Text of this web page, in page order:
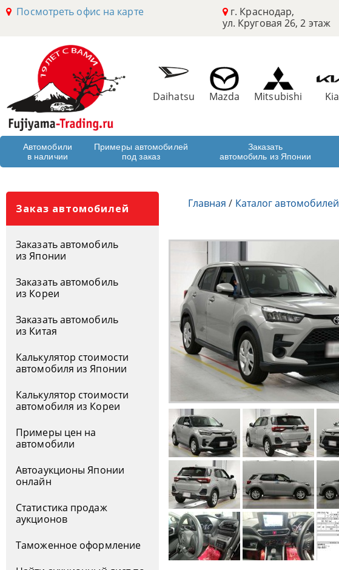
Посмотреть офис на карте
г. Краснодар,
ул. Круговая 26, 2 этаж
Daihatsu Mazda Mitsubishi Kia
Автомобили
в наличии
Примеры автомобилей
под заказ
Заказать
автомобиль из Японии
Заказ автомобилей
Заказать автомобиль
из Японии
Заказать автомобиль
из Кореи
Заказать автомобиль
из Китая
Калькулятор стоимости
автомобиля из Японии
Калькулятор стоимости
автомобиля из Кореи
Примеры цен на
автомобили
Автоаукционы Японии
онлайн
Статистика продаж
аукционов
Таможенное оформление
Главная / Каталог автомобилей